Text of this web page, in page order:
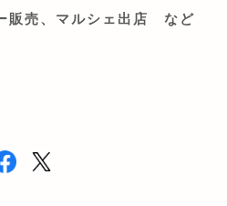
販売、マルシェ出店 など